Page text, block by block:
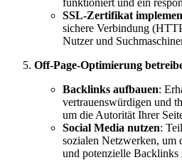
SSL-Zertifikat
sichere Verbindung
Nutzer und
Off-Page-Optimierung
Backlinks aufbauen:
vertrauenswürdigen und
um die Autorität Ihrer
Social Media nutzen:
sozialen Netzwerken, um
und potenzielle Backlinks